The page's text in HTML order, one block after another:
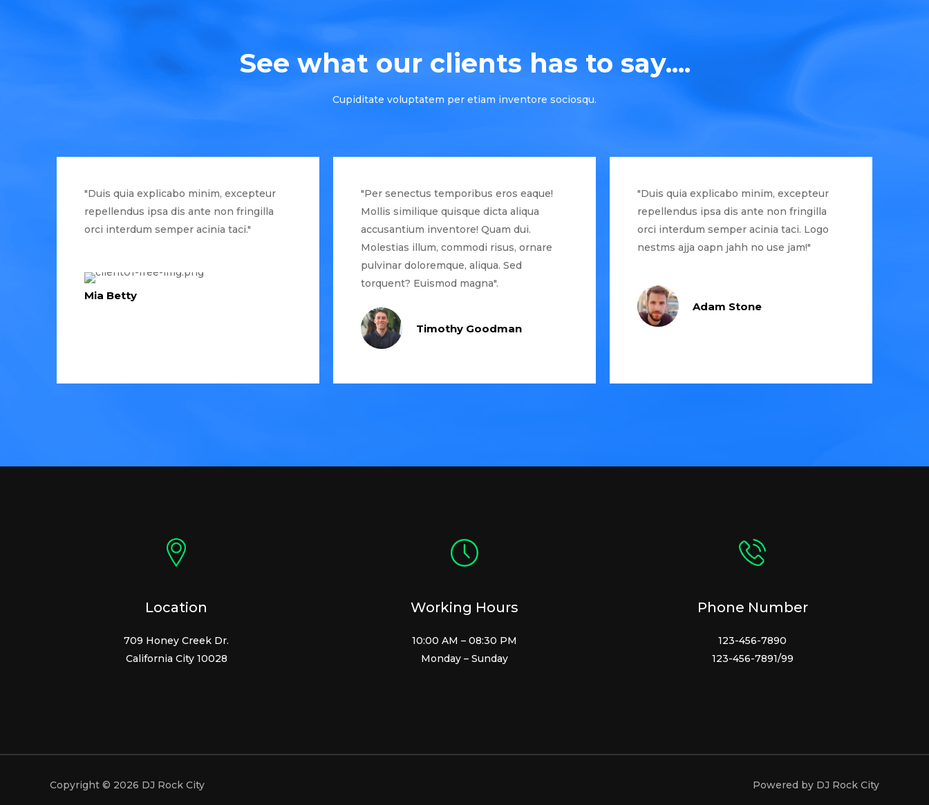
See what our clients has to say....
Cupiditate voluptatem per etiam inventore sociosqu.
"Duis quia explicabo minim, excepteur
repellendus ipsa dis ante non fringilla
orci interdum semper acinia taci."
Mia Betty
"Per senectus temporibus eros eaque!
Mollis similique quisque dicta aliqua
accusantium inventore! Quam dui.
Molestias illum, commodi risus, ornare
pulvinar doloremque, aliqua. Sed
torquent? Euismod magna".
Timothy Goodman
"Duis quia explicabo minim, excepteur
repellendus ipsa dis ante non fringilla
orci interdum semper acinia taci. Logo
nestms ajja oapn jahh no use jam!"
Adam Stone
Location
709 Honey Creek Dr.
California City 10028
Working Hours
10:00 AM – 08:30 PM
Monday – Sunday
Phone Number
123-456-7890
123-456-7891/99
Copyright © 2026 DJ Rock City Powered by DJ Rock City